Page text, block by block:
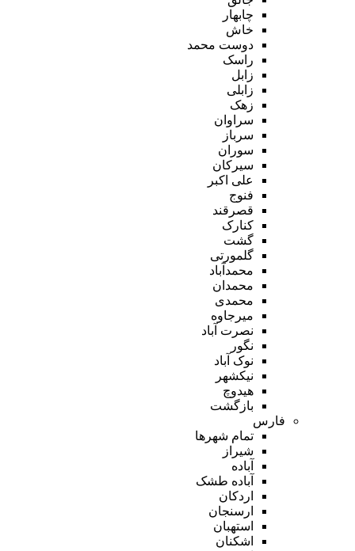
چابهار
خاش
دوست محمد
راسک
زابل
زابلی
زهک
سراوان
سرباز
سوران
سیرکان
علی اکبر
فنوج
قصرقند
کنارک
گشت
گلمورتی
محمدآباد
محمدان
محمدی
میرجاوه
نصرت آباد
نگور
نوک آباد
نیکشهر
هیدوچ
بازگشت
فارس
تمام شهر‌ها
شیراز
آباده
آباده طشک
اردکان
ارسنجان
استهبان
اشکنان